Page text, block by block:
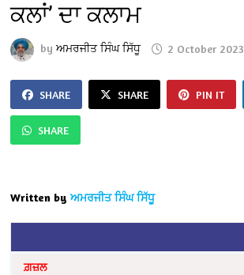
ਕਲਾਂ’ ਦਾ ਕਲਾਮ
byਅਮਰਜੀਤ ਸਿੰਘ ਸਿੱਧੂ 2 October 2023
SHARE SHARE PIN IT
SHARE
Written by ਅਮਰਜੀਤ ਸਿੰਘ ਸਿੱਧੂ
ਗ਼ਜ਼ਲ